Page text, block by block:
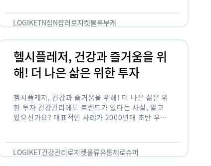
LOGIKETN잡N잡러로지켓물류부캐
헬시플레저, 건강과 즐거움을 위
해! 더 나은 삶은 위한 투자
헬시플레저, 건강과 즐거움을 위해! 더 나은 삶은 위
한 투자 건강관리에도 트렌드가 있다는 사실, 알고
있으신가요? 대표적인 사례가 2000년대 초반 우리
LOGIKET건강관리로지켓물류유통제로슈머